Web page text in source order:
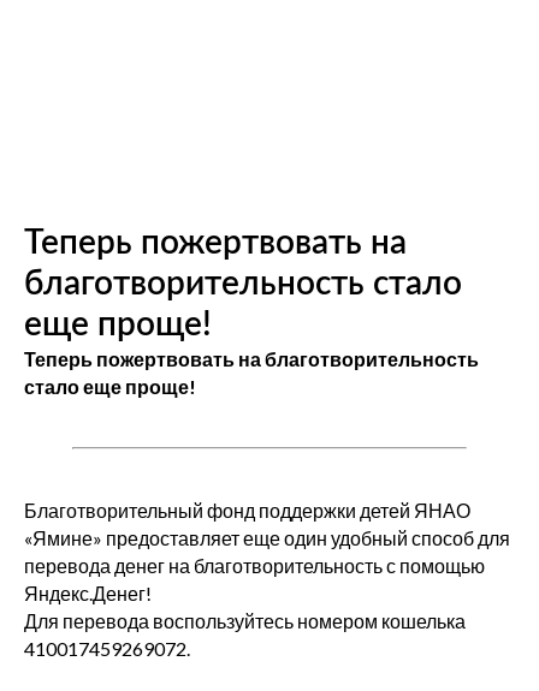
Теперь пожертвовать на
благотворительность стало
еще проще!
Теперь пожертвовать на благотворительность
стало еще проще!
Благотворительный фонд поддержки детей ЯНАО
«Ямине» предоставляет еще один удобный способ для
перевода денег на благотворительность с помощью
Яндекс.Денег!
Для перевода воспользуйтесь номером кошелька
410017459269072.
О нас